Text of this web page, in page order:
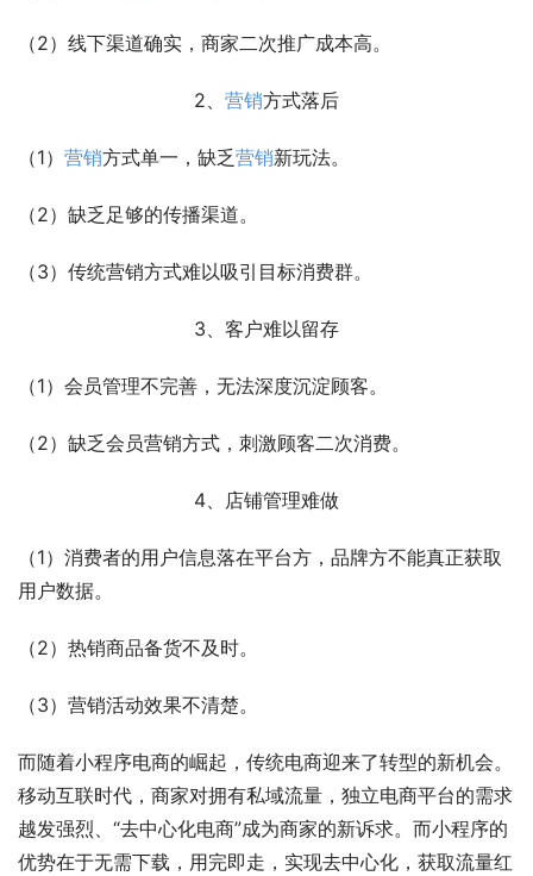
（2）线下渠道确实，商家二次推广成本高。
2、 营销方式落后
（1） 营销方式单一，缺乏营销新玩法。
（2）缺乏足够的传播渠道。
（3）传统营销方式难以吸引目标消费群。
3、客户难以留存
（1）会员管理不完善，无法深度沉淀顾客。
（2）缺乏会员营销方式，刺激顾客二次消费。
4、店铺管理难做
（1）消费者的用户信息落在平台方，品牌方不能真正获取
用户数据。
（2）热销商品备货不及时。
（3）营销活动效果不清楚。
而随着小程序电商的崛起，传统电商迎来了转型的新机会。
移动互联时代，商家对拥有私域流量，独立电商平台的需求
越发强烈、“去中心化电商”成为商家的新诉求。而小程序的
优势在于无需下载，用完即走，实现去中心化，获取流量红